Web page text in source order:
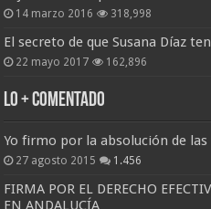
14 marzo 2016 318,998
El secreto de que Susana Díaz
22 mayo 2017 162,896
Lo + Comentado
Yo firmo por la absolución de
27 agosto 2015 1.456
FIRMA POR EL DERECHO
EN ANDALUCÍA